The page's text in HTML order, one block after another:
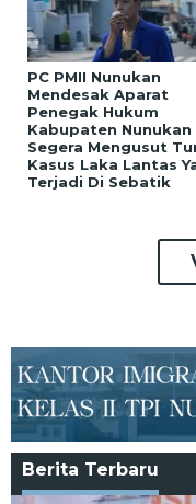
PC PMII Nunukan
Mendesak Aparat
Penegak Hukum
Kabupaten Nunukan
Segera Mengusut
Kasus Laka Lantas
Terjadi Di Sebatik
Berita Terbaru